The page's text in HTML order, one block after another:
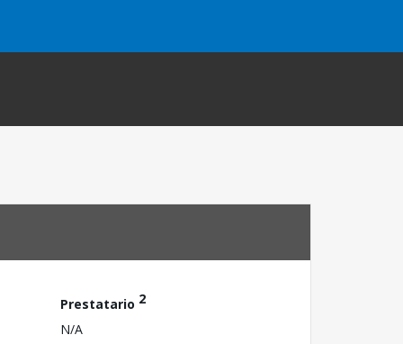
Prestatario 2
N/A